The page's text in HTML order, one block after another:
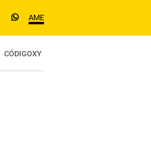
AME
CÓDIGOXY